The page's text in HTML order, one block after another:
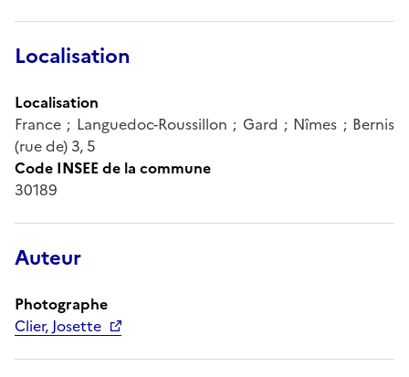
Localisation
Localisation
France ; Languedoc-Roussillon ; Gard ; Nîmes ; Bernis
(rue de) 3, 5
Code INSEE de la commune
30189
Auteur
Photographe
Clier, Josette